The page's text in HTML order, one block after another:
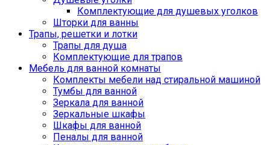
Комплектующие для душевых уголков
Шторки для ванны
Трапы, решетки и лотки
Трапы для душа
Комплектующие для трапов
Мебель для ванной комнаты
Комплекты мебели над стиральной машиной
Тумбы для ванной
Зеркала для ванной
Зеркальные шкафы
Шкафы для ванной
Пеналы для ванной